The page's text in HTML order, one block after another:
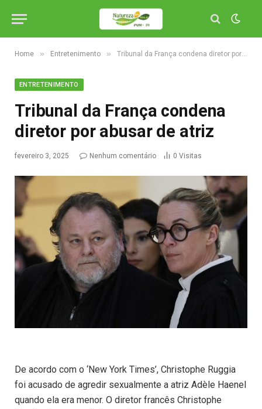
Home » Entretenimento » Tribunal da França condena diretor por abusar de atriz
ENTRETENIMENTO
Tribunal da França condena
diretor por abusar de atriz
fevereiro 3, 2025 Nenhum comentário 0 Visitas
De acordo com o ‘New York Times’, Christophe Ruggia
foi acusado de agredir sexualmente a atriz Adèle Haenel
quando ela era menor. O diretor francês Christophe